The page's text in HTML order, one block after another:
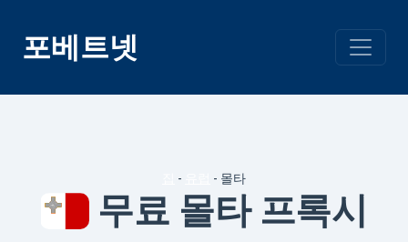
포베트넷
- - 몰타
무료 몰타 프록시